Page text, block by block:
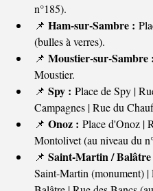
n°185).
📌 Ham-sur-Sambre :
(bulles à verres).
📌 Moustier-sur-Sambre :
Moustier.
📌 Spy : Place de Spy |
Campagnes | Rue du
📌 Onoz : Place d'Onoz |
Montolivet (au niveau du
📌 Saint-Martin / Balâtre
Saint-Martin (monument) |